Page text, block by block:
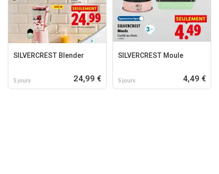
SILVERCREST Blender
5 jours 24,99 €
SILVERCREST Moule
5 jours 4,49 €